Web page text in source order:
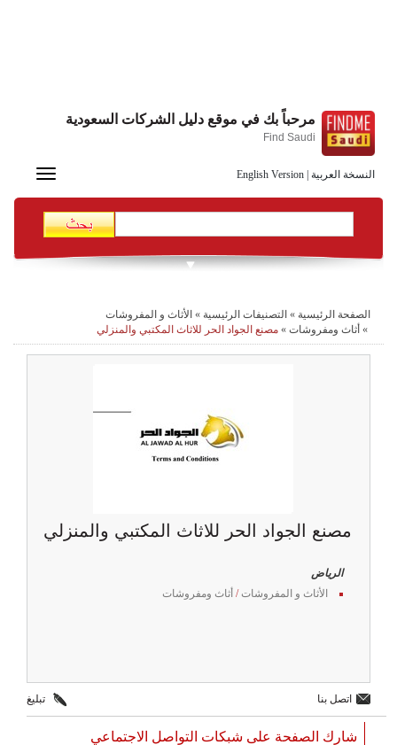
النسخة العربية English Version
مرحباً بك في موقع دليل الشركات السعودية
Find Saudi
Toggle
الصفحة الرئيسية » التصنيفات الرئيسية » الأثاث و المفروشات
» أثاث ومفروشات » مصنع الجواد الحر للاثاث المكتبي والمنزلي
مصنع الجواد الحر للاثاث المكتبي والمنزلي
الرياض
الأثاث و المفروشات/ أثاث ومفروشات
اتصل بنا تبليغ
شارك الصفحة على شبكات التواصل الاجتماعي